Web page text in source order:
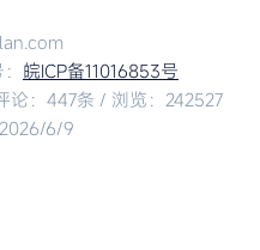
皖ICP备11016853号
：447条 / 浏览：242527
6/9